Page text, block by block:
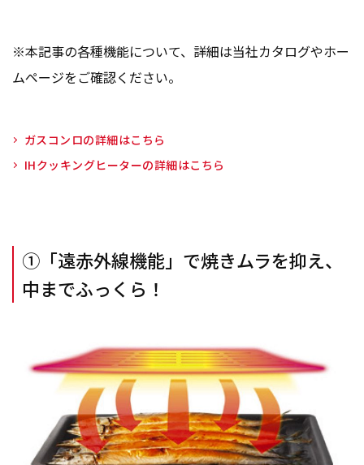
※本記事の各種機能について、詳細は当社カタログやホー
ムページをご確認ください。
ガスコンロの詳細はこちら
IHクッキングヒーターの詳細はこちら
①「遠赤外線機能」で焼きムラを抑え、
中までふっくら！